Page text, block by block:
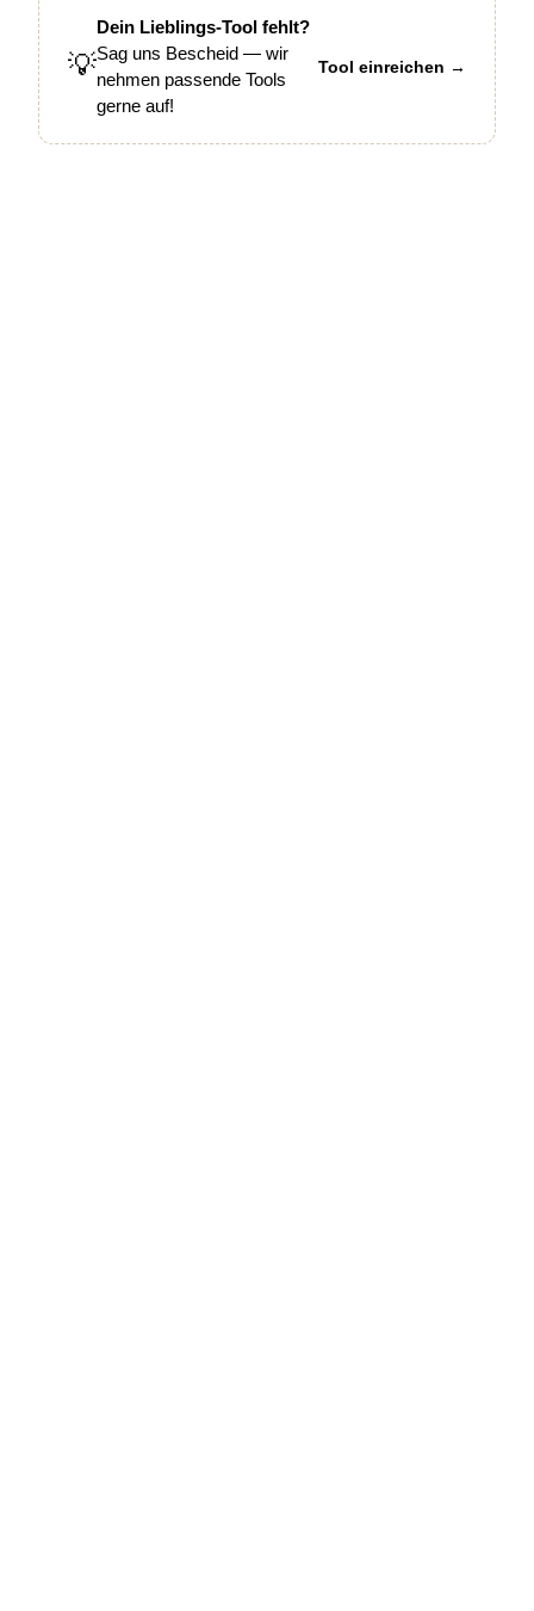
💡
Dein Lieblings-Tool fehlt?
Sag uns Bescheid — wir
nehmen passende Tools
gerne auf!
Tool einreichen →